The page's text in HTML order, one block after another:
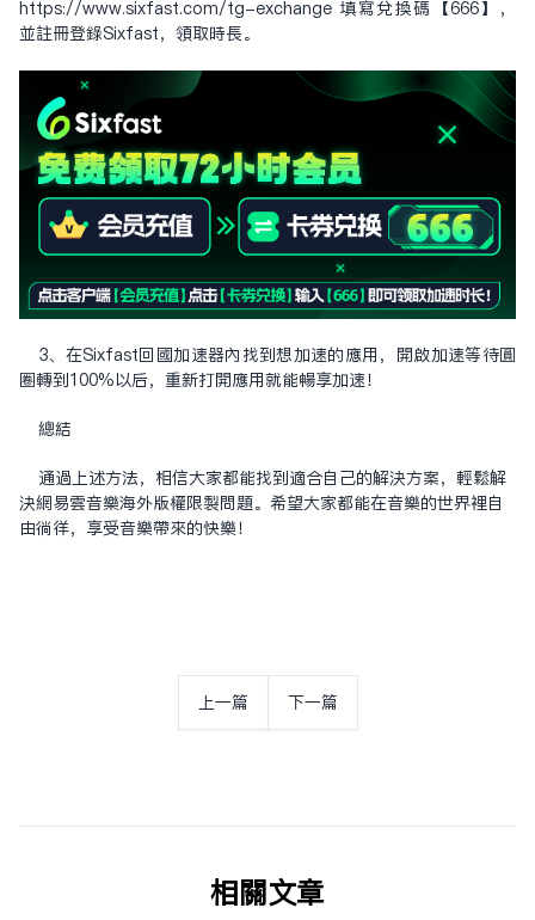
https://www.sixfast.com/tg-exchange 填写兑换码【666】，
并注册登录Sixfast，领取时长。
3、在Sixfast回国加速器内找到想加速的应用，开启加速等待圆
圈转到100%以后，重新打开应用就能畅享加速！
总结
通过上述方法，相信大家都能找到适合自己的解决方案，轻松解
决网易云音乐海外版权限制问题。希望大家都能在音乐的世界里自
由徜徉，享受音乐带来的快乐！
上一篇 下一篇
相关文章